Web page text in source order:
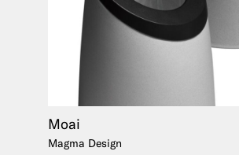
Moai
Magma Design